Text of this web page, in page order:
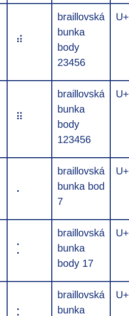
⠾
braillovská
bunka
body
23456
⠿
braillovská
bunka
body
123456
braillovská
bunka bod
7
⡁
braillovská
bunka
body 17
⡂
braillovská
bunka